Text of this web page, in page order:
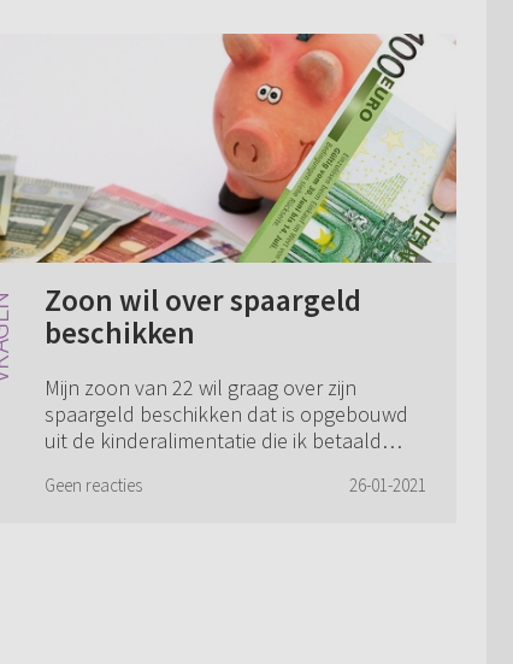
Zoon wil over spaargeld
beschikken
Mijn zoon van 22 wil graag over zijn
spaargeld beschikken dat is opgebouwd
uit de kinderalimentatie die ik betaald
gehad waardoor buiten mij om zijn vader
Geen reacties 26-01-2021